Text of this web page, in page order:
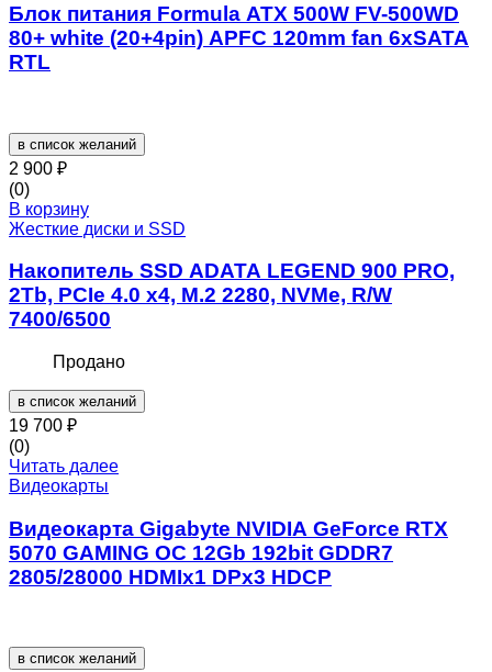
Блок питания Formula ATX 500W FV-500WD
80+ white (20+4pin) APFC 120mm fan 6xSATA
RTL
в список желаний
2 900 ₽
(0)
В корзину
Жесткие диски и SSD
Накопитель SSD ADATA LEGEND 900 PRO,
2Tb, PCIe 4.0 x4, M.2 2280, NVMe, R/W
7400/6500
Продано
в список желаний
19 700 ₽
(0)
Читать далее
Видеокарты
Видеокарта Gigabyte NVIDIA GeForce RTX
5070 GAMING OC 12Gb 192bit GDDR7
2805/28000 HDMIx1 DPx3 HDCP
в список желаний